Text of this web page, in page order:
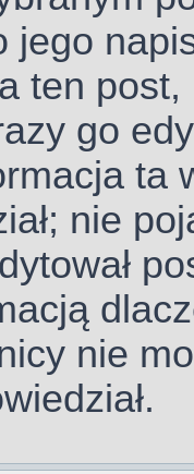
jego
ten
go
ta
nie
nie